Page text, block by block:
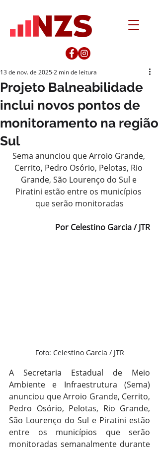
Projeto Balneabilidade
inclui novos pontos de
monitoramento na região
Sul
13 de nov. de 20252 min de leitura
Sema anunciou que Arroio Grande,
Cerrito, Pedro Osório, Pelotas, Rio
Grande, São Lourenço do Sul e
Piratini estão entre os municípios
que serão monitoradas
Por Celestino Garcia / JTR
Foto: Celestino Garcia / JTR
A Secretaria Estadual de Meio
Ambiente e Infraestrutura (Sema)
anunciou que Arroio Grande, Cerrito,
Pedro Osório, Pelotas, Rio Grande,
São Lourenço do Sul e Piratini estão
entre os municípios que serão
monitoradas semanalmente durante